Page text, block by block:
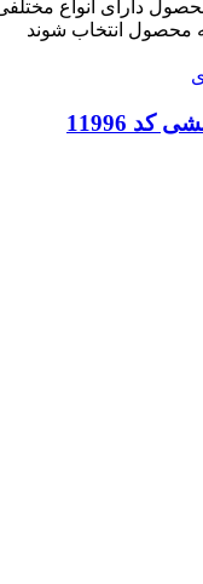
دارای انواع
انتخاب شوند
11996